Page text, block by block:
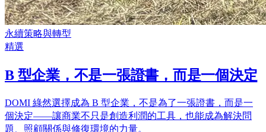
永續策略與轉型
精選
B 型企業，不是一張證書，而是一個決定
DOMI 綠然選擇成為 B 型企業，不是為了一張證書，而是一
個決定——讓商業不只是創造利潤的工具，也能成為解決問
題、照顧關係與修復環境的力量。